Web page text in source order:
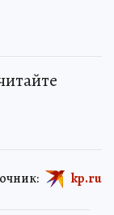
kp.ru